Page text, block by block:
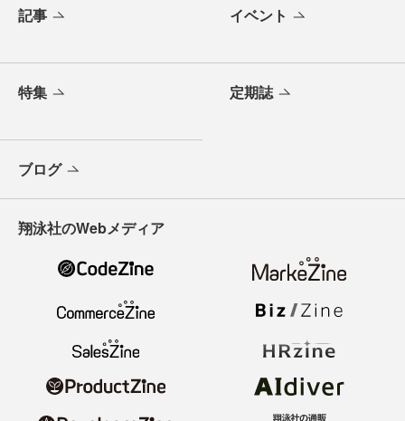
記事 イベント
特集 定期誌
ブログ
翔泳社のWebメディア